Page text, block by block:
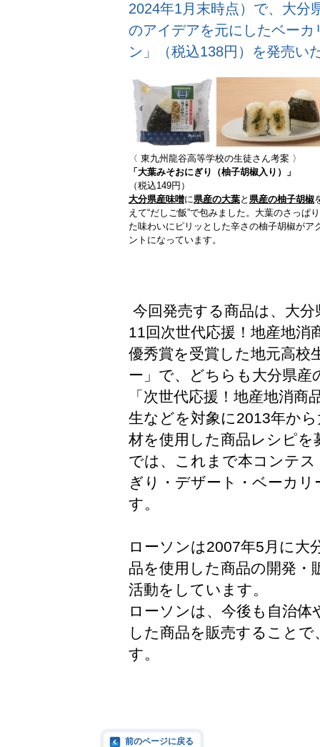
2024年1月末時点）で、大分
のアイデアを元にしたベー
ン」（税込138円）を発売い
〈 東九州龍谷高等学校の生徒さん考案 〉
「大葉みそおにぎり（柚子胡椒入り）」
（税込149円）
大分県産味噌に県産の大葉と 県産の柚子胡椒
えて“だしご飯”で包みました。大葉のさっぱ
た味わいにピリッとした辛さの柚子胡椒がア
ントになっています。
今回発売する商品は、大
11回次世代応援！地産地
優秀賞を受賞した地元高校
ー」で、どちらも大分県
「次世代応援！地産地消
生などを対象に2013年か
材を使用した商品レシピ
では、これまで本コンテ
ぎり・デザート・ベーカ
す。
ローソンは2007年5月に大
品を使用した商品の開発・
活動をしています。
ローソンは、今後も自治
した商品を販売すること
す。
前のページに戻る